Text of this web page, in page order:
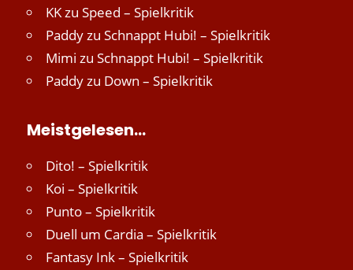
KKzu Speed – Spielkritik
Paddyzu Schnappt Hubi! – Spielkritik
Mimi zu Schnappt Hubi! – Spielkritik
Paddyzu Down – Spielkritik
Meistgelesen…
Dito! – Spielkritik
Koi – Spielkritik
Punto – Spielkritik
Duell um Cardia – Spielkritik
Fantasy Ink – Spielkritik